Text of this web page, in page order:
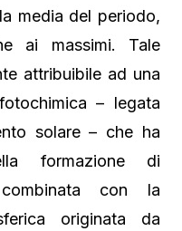
media del periodo,
ai massimi. Tale
attribuibile ad una
– legata
solare – che ha
formazione di
con la
originata da